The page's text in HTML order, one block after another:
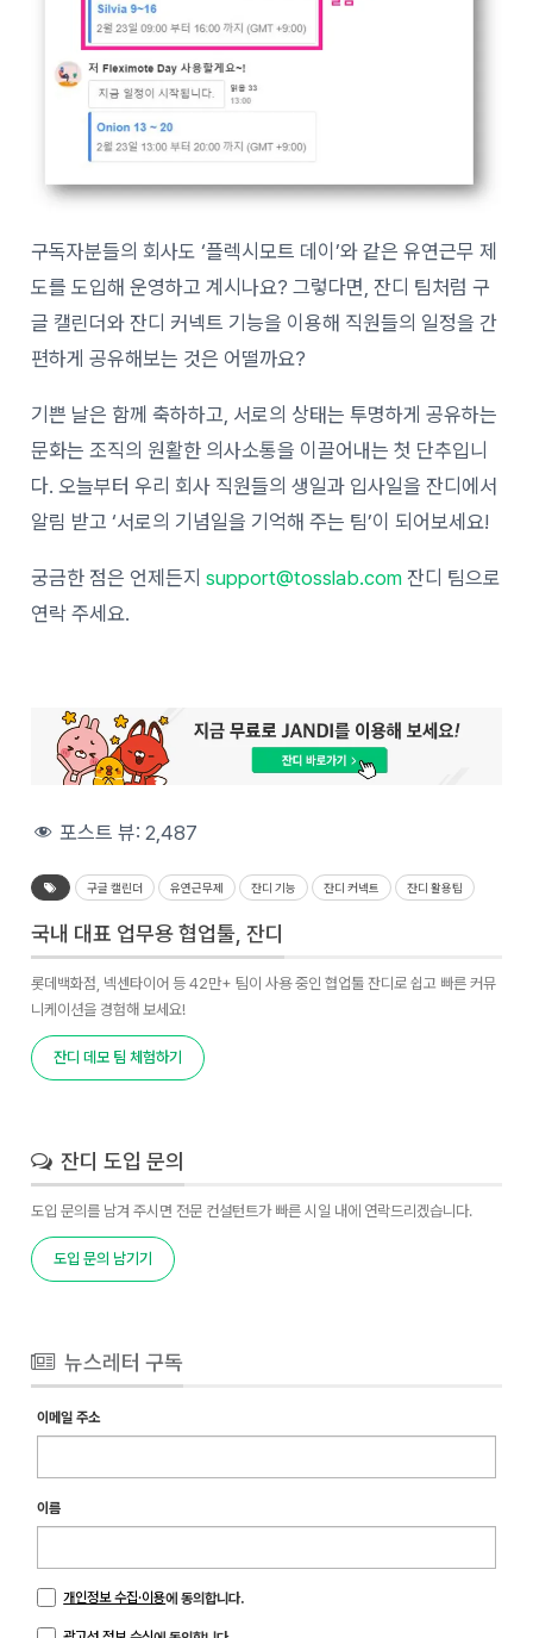
구독자분들의 회사도 ‘플렉시모트 데이’와 같은 유연근무 제
도를 도입해 운영하고 계시나요? 그렇다면, 잔디 팀처럼 구
글 캘린더와 잔디 커넥트 기능을 이용해 직원들의 일정을 간
편하게 공유해보는 것은 어떨까요?
기쁜 날은 함께 축하하고, 서로의 상태는 투명하게 공유하는
문화는 조직의 원활한 의사소통을 이끌어내는 첫 단추입니
다. 오늘부터 우리 회사 직원들의 생일과 입사일을 잔디에서
알림 받고 ‘서로의 기념일을 기억해 주는 팀’이 되어보세요!
궁금한 점은 언제든지support@tosslab.com 잔디 팀으로
연락 주세요.
포스트 뷰:2,487
구글 캘린더 유연근무제 잔디 기능 잔디 커넥트 잔디 활용팁
국내 대표 업무용 협업툴, 잔디
롯데백화점, 넥센타이어 등 42만+ 팀이 사용 중인 협업툴 잔디로 쉽고 빠른 커뮤
니케이션을 경험해 보세요!
잔디 데모 팀 체험하기
잔디 도입 문의
도입 문의를 남겨 주시면 전문 컨설턴트가 빠른 시일 내에 연락드리겠습니다.
도입 문의 남기기
뉴스레터 구독
이메일 주소
이름
개인정보 수집·이용에 동의합니다.